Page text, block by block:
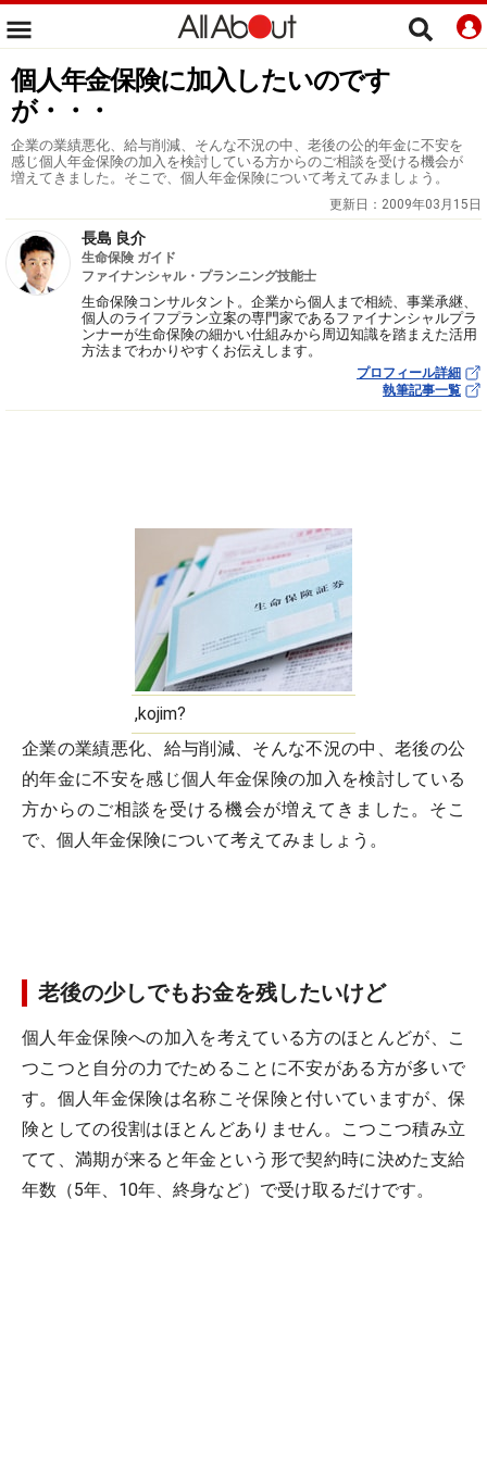
個人年金保険に加入したいのです
が・・・
企業の業績悪化、給与削減、そんな不況の中、老後の公的年金に不安を
感じ個人年金保険の加入を検討している方からのご相談を受ける機会が
増えてきました。そこで、個人年金保険について考えてみましょう。
更新日： 2009年03月15日
長島 良介
生命保険 ガイド
ファイナンシャル・プランニング技能士
生命保険コンサルタント。企業から個人まで相続、事業承継、
個人のライフプラン立案の専門家であるファイナンシャルプラ
ンナーが生命保険の細かい仕組みから周辺知識を踏まえた活用
方法までわかりやすくお伝えします。
プロフィール詳細
執筆記事一覧
,kojim?
企業の業績悪化、給与削減、そんな不況の中、老後の公
的年金に不安を感じ個人年金保険の加入を検討している
方からのご相談を受ける機会が増えてきました。そこ
で、個人年金保険について考えてみましょう。
老後の少しでもお金を残したいけど
個人年金保険への加入を考えている方のほとんどが、こ
つこつと自分の力でためることに不安がある方が多いで
す。個人年金保険は名称こそ保険と付いていますが、保
険としての役割はほとんどありません。こつこつ積み立
てて、満期が来ると年金という形で契約時に決めた支給
年数（5年、10年、終身など）で受け取るだけです。